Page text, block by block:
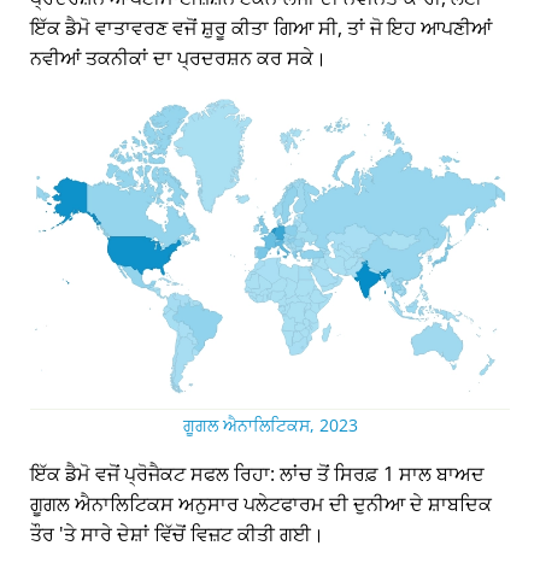
ਇੱਕ ਡੈਮੋ ਵਾਤਾਵਰਣ ਵਜੋਂ ਸ਼ੁਰੂ ਕੀਤਾ ਗਿਆ ਸੀ, ਤਾਂ ਜੋ ਇਹ ਆਪਣੀਆਂ
ਨਵੀਆਂ ਤਕਨੀਕਾਂ ਦਾ ਪ੍ਰਦਰਸ਼ਨ ਕਰ ਸਕੇ।
ਗੂਗਲ ਐਨਾਲਿਟਿਕਸ, 2023
ਇੱਕ ਡੈਮੋ ਵਜੋਂ ਪ੍ਰੋਜੈਕਟ ਸਫਲ ਰਿਹਾ: ਲਾਂਚ ਤੋਂ ਸਿਰਫ਼ 1 ਸਾਲ ਬਾਅਦ
ਗੂਗਲ ਐਨਾਲਿਟਿਕਸ ਅਨੁਸਾਰ ਪਲੇਟਫਾਰਮ ਦੀ ਦੁਨੀਆ ਦੇ ਸ਼ਾਬਦਿਕ
ਤੌਰ 'ਤੇ ਸਾਰੇ ਦੇਸ਼ਾਂ ਵਿੱਚੋਂ ਵਿਜ਼ਟ ਕੀਤੀ ਗਈ।